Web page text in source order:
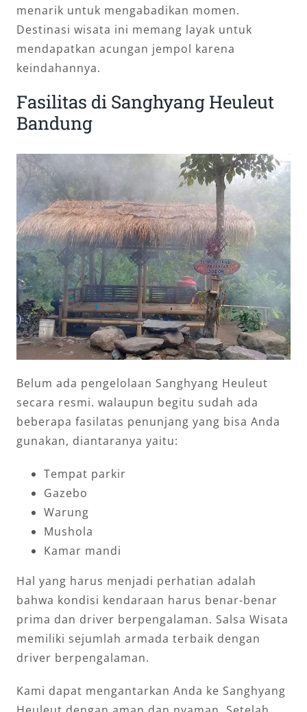
menarik untuk mengabadikan momen.
Destinasi wisata ini memang layak untuk
mendapatkan acungan jempol karena
keindahannya.
Fasilitas di Sanghyang Heuleut
Bandung
Belum ada pengelolaan Sanghyang Heuleut
secara resmi. walaupun begitu sudah ada
beberapa fasilatas penunjang yang bisa Anda
gunakan, diantaranya yaitu:
Tempat parkir
Gazebo
Warung
Mushola
Kamar mandi
Hal yang harus menjadi perhatian adalah
bahwa kondisi kendaraan harus benar-benar
prima dan driver berpengalaman. Salsa Wisata
memiliki sejumlah armada terbaik dengan
driver berpengalaman.
Kami dapat mengantarkan Anda ke Sanghyang